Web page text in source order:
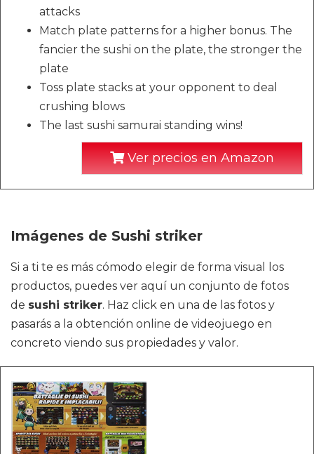
attacks
Match plate patterns for a higher bonus. The
fancier the sushi on the plate, the stronger the
plate
Toss plate stacks at your opponent to deal
crushing blows
The last sushi samurai standing wins!
Ver precios en Amazon
Imágenes de Sushi striker
Si a ti te es más cómodo elegir de forma visual los
productos, puedes ver aquí un conjunto de fotos
de sushi striker. Haz click en una de las fotos y
pasarás a la obtención online de videojuego en
concreto viendo sus propiedades y valor.